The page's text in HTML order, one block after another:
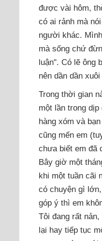
được vài hôm,
có ai rảnh mà
người khác.
mà sống chứ
luận". Có lẽ ông
nên dần dần xuôi
Trong thời gian
một lần trong
hàng xóm và
cũng mến em
chưa biết em đã
Bây giờ một
khi một tuần cãi
có chuyện gì
góp ý thì em
Tôi đang rất
lại hay tiếp tục